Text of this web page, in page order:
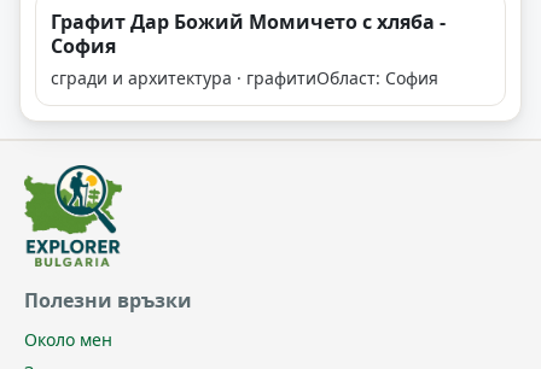
Графит Дар Божий Момичето с хляба -
София
сгради и архитектура · графитиОбласт: София
Полезни връзки
Около мен